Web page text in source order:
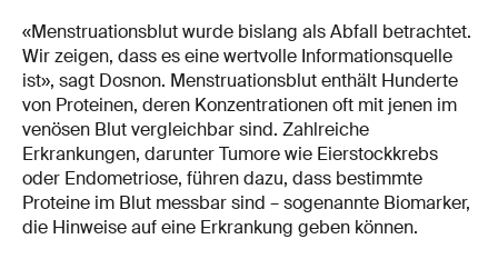
«Menstruationsblut wurde bislang als Abfall betrachtet.
Wir zeigen, dass es eine wertvolle Informationsquelle
ist», sagt Dosnon. Menstruationsblut enthält Hunderte
von Proteinen, deren Konzentrationen oft mit jenen im
venösen Blut vergleichbar sind. Zahlreiche
Erkrankungen, darunter Tumore wie Eierstockkrebs
oder Endometriose, führen dazu, dass bestimmte
Proteine im Blut messbar sind – sogenannte Biomarker,
die Hinweise auf eine Erkrankung geben können.